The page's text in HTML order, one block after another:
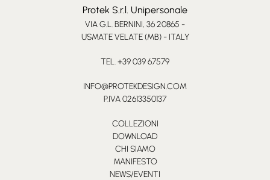
Protek S.r.l. Unipersonale
VIA G.L. BERNINI, 36 20865 -
USMATE VELATE (MB) - ITALY
TEL. +39 039 67579
INFO@PROTEKDESIGN.COM
P.IVA 02613350137
COLLEZIONI
DOWNLOAD
CHI SIAMO
MANIFESTO
NEWS/EVENTI